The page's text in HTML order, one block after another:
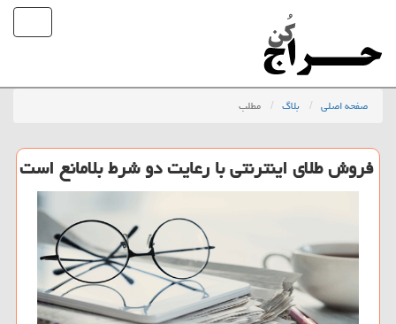
صفحه اصلی بلاگ مطلب
فروش طلای اینترنتی با رعایت دو شرط بلامانع است